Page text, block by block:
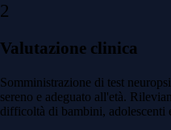
2
Valutazione clinica
Somministrazione di test
sereno e adeguato all'età.
difficoltà di bambini, adolescenti